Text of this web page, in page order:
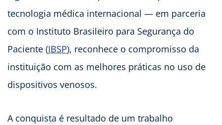
tecnologia médica internacional — em parceria
com o Instituto Brasileiro para Segurança do
Paciente (IBSP), reconhece o compromisso da
instituição com as melhores práticas no uso de
dispositivos venosos.
A conquista é resultado de um trabalho